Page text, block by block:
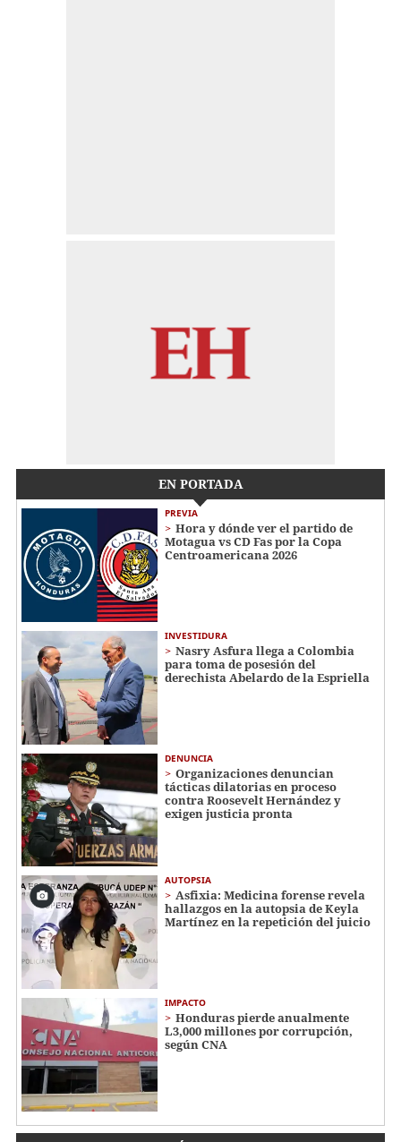
EN PORTADA
PREVIA
Hora y dónde ver el partido de
Motagua vs CD Fas por la Copa
Centroamericana 2026
INVESTIDURA
Nasry Asfura llega a Colombia
para toma de posesión del
derechista Abelardo de la Espriella
DENUNCIA
Organizaciones denuncian
tácticas dilatorias en proceso
contra Roosevelt Hernández y
exigen justicia pronta
AUTOPSIA
Asfixia: Medicina forense revela
hallazgos en la autopsia de Keyla
Martínez en la repetición del juicio
IMPACTO
Honduras pierde anualmente
L3,000 millones por corrupción,
según CNA